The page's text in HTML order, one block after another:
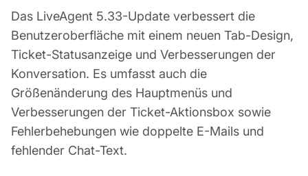
Das LiveAgent 5.33-Update verbessert die
Benutzeroberfläche mit einem neuen Tab-Design,
Ticket-Statusanzeige und Verbesserungen der
Konversation. Es umfasst auch die
Größenänderung des Hauptmenüs und
Verbesserungen der Ticket-Aktionsbox sowie
Fehlerbehebungen wie doppelte E-Mails und
fehlender Chat-Text.